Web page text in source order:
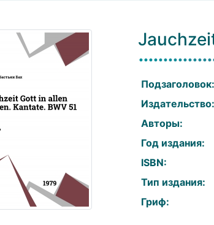
Подзаголовок:
Издательство:
Авторы:
Год издания:
ISBN:
Тип издания:
Гриф: